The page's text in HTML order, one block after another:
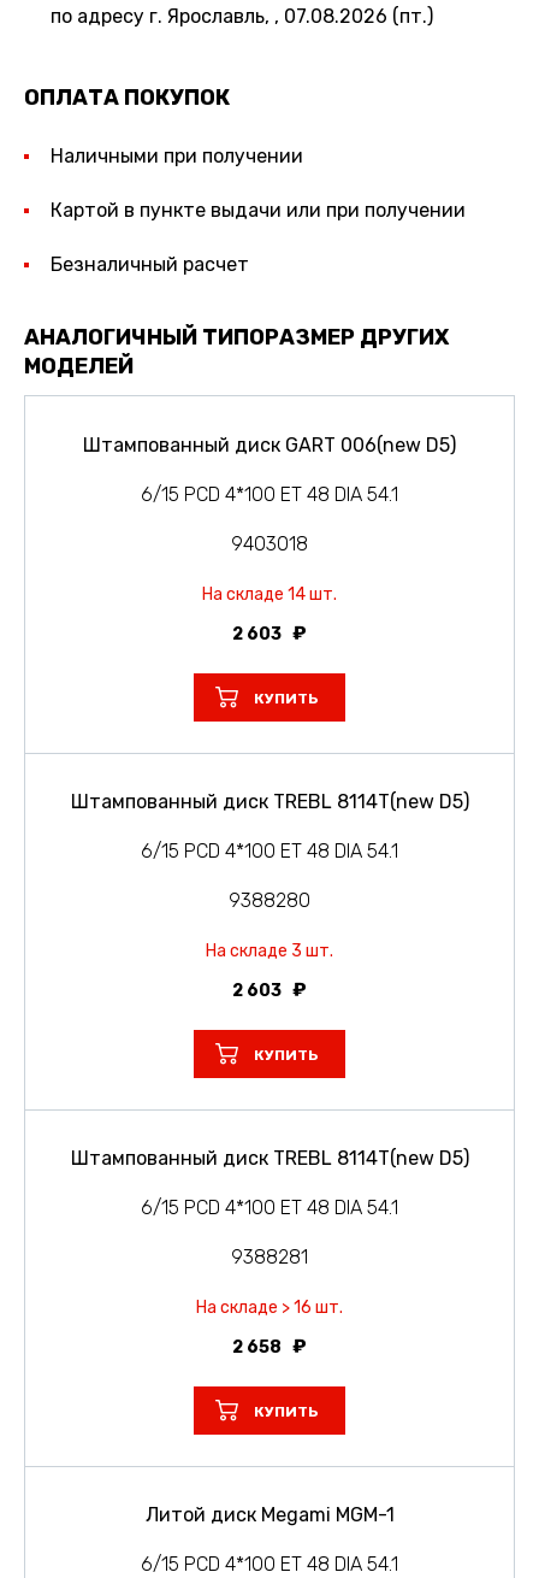
по адресу г. Ярославль, , 07.08.2026 (пт.)
ОПЛАТА ПОКУПОК
Наличными при получении
Картой в пункте выдачи или при получении
Безналичный расчет
АНАЛОГИЧНЫЙ ТИПОРАЗМЕР ДРУГИХ
МОДЕЛЕЙ
Штампованный диск GART 006(new D5)
6/15 PCD 4*100 ET 48 DIA 54.1
9403018
На складе 14 шт.
2 603
КУПИТЬ
Штампованный диск TREBL 8114T(new D5)
6/15 PCD 4*100 ET 48 DIA 54.1
9388280
На складе 3 шт.
2 603
КУПИТЬ
Штампованный диск TREBL 8114T(new D5)
6/15 PCD 4*100 ET 48 DIA 54.1
9388281
На складе > 16 шт.
2 658
КУПИТЬ
Литой диск Megami MGM-1
6/15 PCD 4*100 ET 48 DIA 54.1